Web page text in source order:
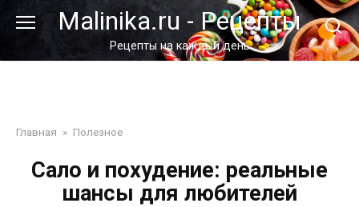
Перейти
контенту
Malinika.ru - Рецепты
Рецепты на каждый день
Главная » Полезное
Сало и похудение: реальные
шансы для любителей